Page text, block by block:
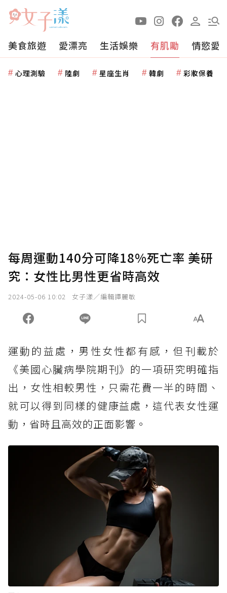
美食旅遊 愛漂亮 生活娛樂 有肌勵 情慾愛
心理測驗 陸劇 星座生肖 韓劇 彩妝保養
每周運動140分可降18%死亡率 美研
究：女性比男性更省時高效
2024-05-06 10:02 女子漾／編輯譚麗敏
運動的益處，男性女性都有感，但刊載於
《美國心臟病學院期刊》的一項研究明確指
出，女性相較男性，只需花費一半的時間、
就可以得到同樣的健康益處，這代表女性運
動，省時且高效的正面影響。